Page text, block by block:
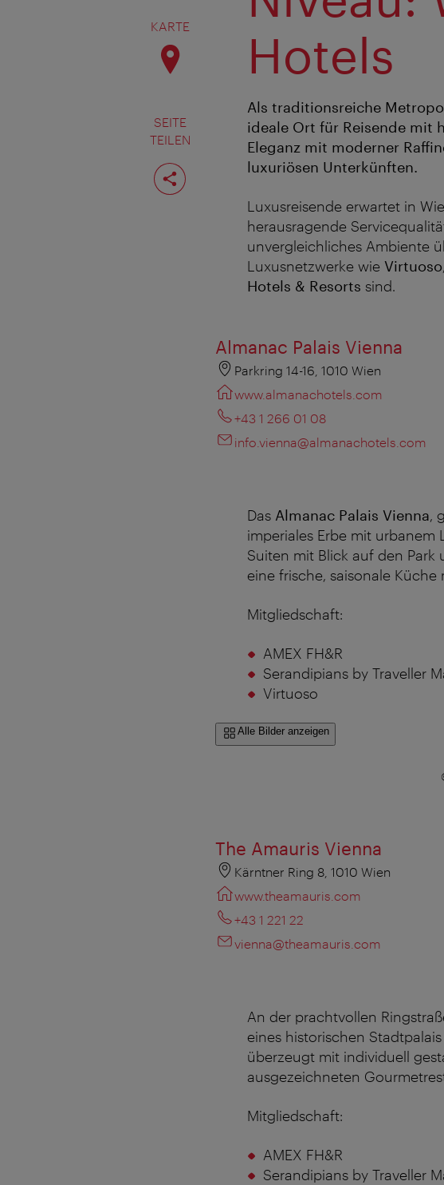
KARTE
SEITE
TEILEN
Seite
teilen
Hotels
Als traditionsreiche
ideale Ort für Reisende mit
Eleganz mit moderner
luxuriösen Unterkünften.
Luxusreisende erwartet in
herausragende
unvergleichliches Ambiente
Luxusnetzwerke wie Virtuoso,
Hotels & Resorts sind.
Almanac Palais Vienna
Parkring 14-16, 1010 Wien
www.almanachotels.com
+43 1 266 01 08
info.vienna@almanachotels.com
Das Almanac Palais Vienna,
imperiales Erbe mit urbanem
Suiten mit Blick auf den
eine frische, saisonale
Mitgliedschaft:
AMEX FH&R
Serandipians by Traveller
Virtuoso
Alle Bilder anzeigen
The Amauris Vienna
Kärntner Ring 8, 1010 Wien
www.theamauris.com
+43 1 221 22
vienna@theamauris.com
An der prachtvollen
eines historischen
überzeugt mit individuell
ausgezeichneten
Mitgliedschaft:
AMEX FH&R
Serandipians by Traveller